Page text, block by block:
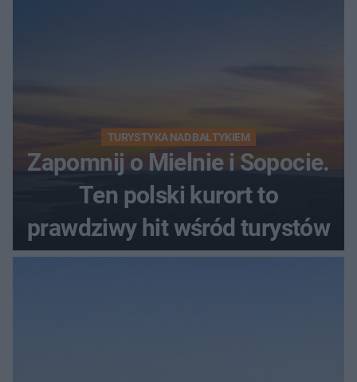
TURYSTYKA NAD BAŁTYKIEM
Zapomnij o Mielnie i Sopocie.
Ten polski kurort to
prawdziwy hit wśród turystów